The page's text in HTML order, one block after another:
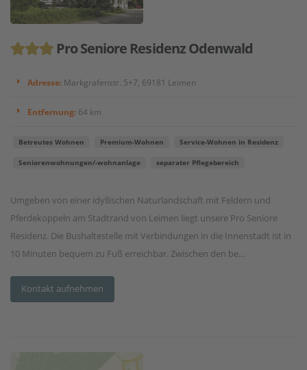
Pro Seniore Residenz Odenwald
Adresse: Markgrafenstr. 5+7, 69181 Leimen
Entfernung: 64 km
Betreutes Wohnen Premium-Wohnen Service-Wohnen in Residenz
Seniorenwohnungen/-wohnanlage separater Pflegebereich
Umgeben von einer idyllischen Naturlandschaft mit Feldern und
Pferdekoppeln am Stadtrand von Leimen liegt unsere Pro Seniore
Residenz. Die Bushaltestelle mit Verbindungen in die Innenstadt ist in
10 Minuten bequem zu Fuß erreichbar. Zwischen den be...
Kontakt aufnehmen